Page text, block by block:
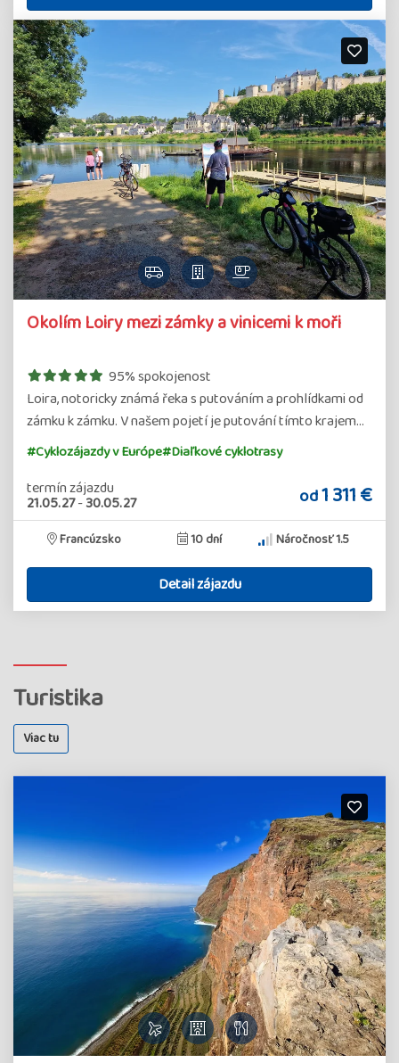
Okolím Loiry mezi zámky a vinicemi k moři
95% spokojenost
Loira, notoricky známá řeka s putováním a prohlídkami od
zámku k zámku. V našem pojetí je putování tímto krajem…
#Cyklozájazdy v Európe#Diaľkové cyklotrasy
termín zájazdu
21.05.27-30.05.27 od1 311 €
Francúzsko 10 dní Náročnosť 1.5
Detail zájazdu
Detail
zájazdu
Turistika
Viac tu